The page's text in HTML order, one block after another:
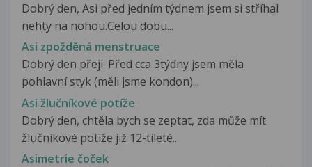
Dobrý den, Asi před jedním týdnem jsem si stříhal
nehty na nohou.Celou dobu...
Asi zpožděná menstruace
Dobrý den přeji. Před cca 3týdny jsem měla
pohlavní styk (měli jsme kondon)...
Asi žlučníkové potíže
Dobrý den, chtěla bych se zeptat, zda může mít
žlučníkové potíže již 12-tileté...
Asimetrie čoček